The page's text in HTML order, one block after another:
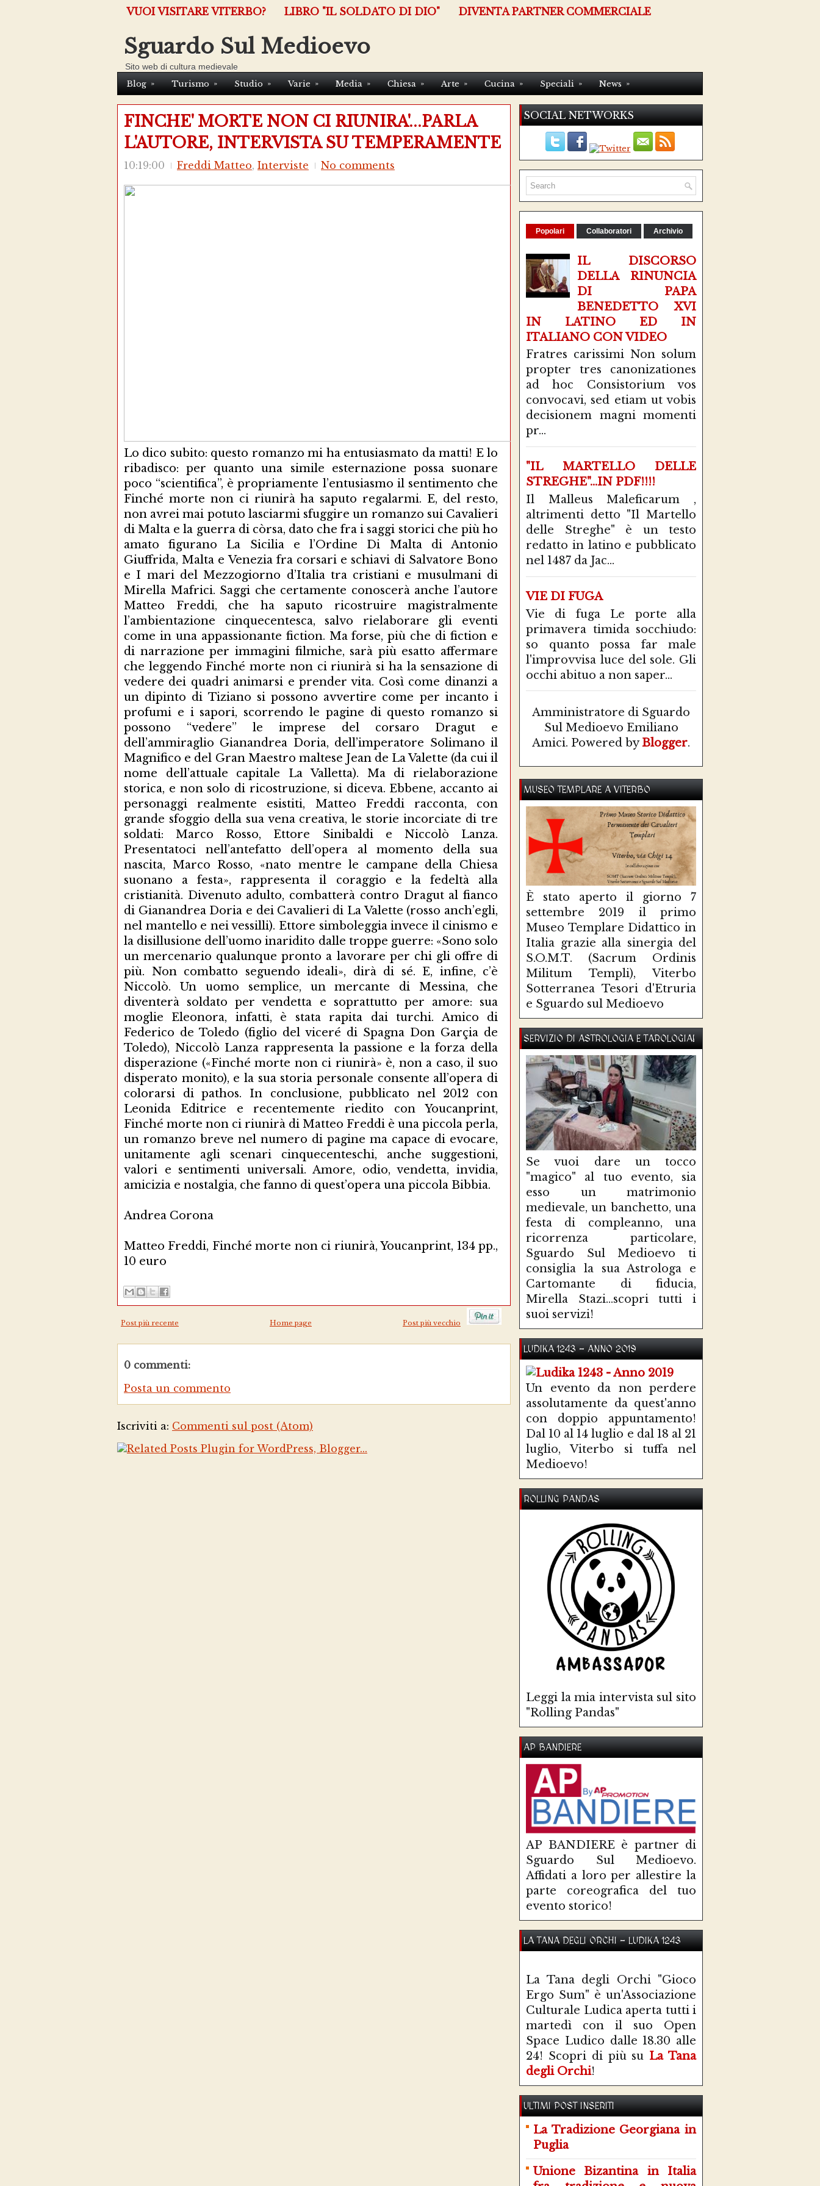
VUOI VISITARE VITERBO? LIBRO "IL SOLDATO DI DIO" DIVENTA PARTNER COMMERCIALE
Sguardo Sul Medioevo
Sito web di cultura medievale
Blog » Turismo » Studio » Varie » Media » Chiesa » Arte » Cucina » Speciali » News »
FINCHE' MORTE NON CI RIUNIRA'...PARLA
L'AUTORE, INTERVISTA SU TEMPERAMENTE
10:19:00 Freddi Matteo, Interviste No comments
Lo dico subito: questo romanzo mi ha entusiasmato da matti! E lo
ribadisco: per quanto una simile esternazione possa suonare
poco “scientifica”, è propriamente l’entusiasmo il sentimento che
Finché morte non ci riunirà ha saputo regalarmi. E, del resto,
non avrei mai potuto lasciarmi sfuggire un romanzo sui Cavalieri
di Malta e la guerra di còrsa, dato che fra i saggi storici che più ho
amato figurano La Sicilia e l’Ordine Di Malta di Antonio
Giuffrida, Malta e Venezia fra corsari e schiavi di Salvatore Bono
e I mari del Mezzogiorno d’Italia tra cristiani e musulmani di
Mirella Mafrici. Saggi che certamente conoscerà anche l’autore
Matteo Freddi, che ha saputo ricostruire magistralmente
l’ambientazione cinquecentesca, salvo rielaborare gli eventi
come in una appassionante fiction. Ma forse, più che di fiction e
di narrazione per immagini filmiche, sarà più esatto affermare
che leggendo Finché morte non ci riunirà si ha la sensazione di
vedere dei quadri animarsi e prender vita. Così come dinanzi a
un dipinto di Tiziano si possono avvertire come per incanto i
profumi e i sapori, scorrendo le pagine di questo romanzo si
possono “vedere” le imprese del corsaro Dragut e
dell’ammiraglio Gianandrea Doria, dell’imperatore Solimano il
Magnifico e del Gran Maestro maltese Jean de La Valette (da cui il
nome dell’attuale capitale La Valletta). Ma di rielaborazione
storica, e non solo di ricostruzione, si diceva. Ebbene, accanto ai
personaggi realmente esistiti, Matteo Freddi racconta, con
grande sfoggio della sua vena creativa, le storie incorciate di tre
soldati: Marco Rosso, Ettore Sinibaldi e Niccolò Lanza.
Presentatoci nell’antefatto dell’opera al momento della sua
nascita, Marco Rosso, «nato mentre le campane della Chiesa
suonano a festa», rappresenta il coraggio e la fedeltà alla
cristianità. Divenuto adulto, combatterà contro Dragut al fianco
di Gianandrea Doria e dei Cavalieri di La Valette (rosso anch’egli,
nel mantello e nei vessilli). Ettore simboleggia invece il cinismo e
la disillusione dell’uomo inaridito dalle troppe guerre: «Sono solo
un mercenario qualunque pronto a lavorare per chi gli offre di
più. Non combatto seguendo ideali», dirà di sé. E, infine, c’è
Niccolò. Un uomo semplice, un mercante di Messina, che
diventerà soldato per vendetta e soprattutto per amore: sua
moglie Eleonora, infatti, è stata rapita dai turchi. Amico di
Federico de Toledo (figlio del viceré di Spagna Don Garçia de
Toledo), Niccolò Lanza rappresenta la passione e la forza della
disperazione («Finché morte non ci riunirà» è, non a caso, il suo
disperato monito), e la sua storia personale consente all’opera di
colorarsi di pathos. In conclusione, pubblicato nel 2012 con
Leonida Editrice e recentemente riedito con Youcanprint,
Finché morte non ci riunirà di Matteo Freddi è una piccola perla,
un romanzo breve nel numero di pagine ma capace di evocare,
unitamente agli scenari cinquecenteschi, anche suggestioni,
valori e sentimenti universali. Amore, odio, vendetta, invidia,
amicizia e nostalgia, che fanno di quest’opera una piccola Bibbia.
Andrea Corona
Matteo Freddi, Finché morte non ci riunirà, Youcanprint, 134 pp.,
10 euro
Post più recente Post più vecchio
Home page
0 commenti:
Posta un commento
Iscriviti a: Commenti sul post (Atom)
SOCIAL NETWORKS
Popolari Collaboratori Archivio
IL DISCORSO
DELLA RINUNCIA
DI PAPA
BENEDETTO XVI
IN LATINO ED IN
ITALIANO CON VIDEO
Fratres carissimi Non solum
propter tres canonizationes
ad hoc Consistorium vos
convocavi, sed etiam ut vobis
decisionem magni momenti
pr...
"IL MARTELLO DELLE
STREGHE"...IN PDF!!!!
Il Malleus Maleficarum ,
altrimenti detto "Il Martello
delle Streghe" è un testo
redatto in latino e pubblicato
nel 1487 da Jac...
VIE DI FUGA
Vie di fuga Le porte alla
primavera timida socchiudo:
so quanto possa far male
l'improvvisa luce del sole. Gli
occhi abituo a non saper...
Amministratore di Sguardo
Sul Medioevo Emiliano
Amici. Powered byBlogger.
MUSEO TEMPLARE A VITERBO
È stato aperto il giorno 7
settembre 2019 il primo
Museo Templare Didattico in
Italia grazie alla sinergia del
S.O.M.T. (Sacrum Ordinis
Militum Templi), Viterbo
Sotterranea Tesori d'Etruria
e Sguardo sul Medioevo
SERVIZIO DI ASTROLOGIA E TAROLOGIA!
Se vuoi dare un tocco
"magico" al tuo evento, sia
esso un matrimonio
medievale, un banchetto, una
festa di compleanno, una
ricorrenza particolare,
Sguardo Sul Medioevo ti
consiglia la sua Astrologa e
Cartomante di fiducia,
Mirella Stazi...scopri tutti i
suoi servizi!
LUDIKA 1243 - ANNO 2019
Un evento da non perdere
assolutamente da quest'anno
con doppio appuntamento!
Dal 10 al 14 luglio e dal 18 al 21
luglio, Viterbo si tuffa nel
Medioevo!
ROLLING PANDAS
Leggi la mia intervista sul sito
"Rolling Pandas"
AP BANDIERE
AP BANDIERE è partner di
Sguardo Sul Medioevo.
Affidati a loro per allestire la
parte coreografica del tuo
evento storico!
LA TANA DEGLI ORCHI - LUDIKA 1243
La Tana degli Orchi "Gioco
Ergo Sum" è un'Associazione
Culturale Ludica aperta tutti i
martedì con il suo Open
Space Ludico dalle 18.30 alle
24! Scopri di più su La Tana
degli Orchi!
ULTIMI POST INSERITI
La Tradizione Georgiana in
Puglia
Unione Bizantina in Italia